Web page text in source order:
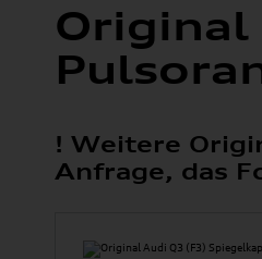
Original
! Weitere
Anfrage, das